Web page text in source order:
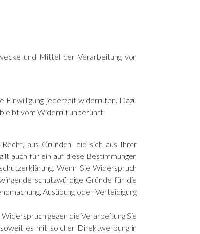
und Mittel der Verarbeitung von
Einwilligung jederzeit widerrufen. Dazu
vom Widerruf unberührt.
aus Gründen, die sich aus Ihrer
auch für ein auf diese Bestimmungen
Wenn Sie Widerspruch
schutzwürdige Gründe für die
Ausübung oder Verteidigung
gegen die Verarbeitung Sie
es mit solcher Direktwerbung in